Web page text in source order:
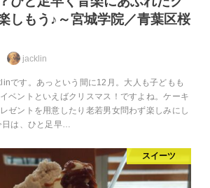
しもう♪～宮城学院／青葉区桜
jacklin
です。あっという間に12月。大人も子どもも
ベントといえばクリスマス！ですよね。ケーキ
ゼントを用意したり老若男女問わず楽しみにし
日は、ひと足早…
スイーツ